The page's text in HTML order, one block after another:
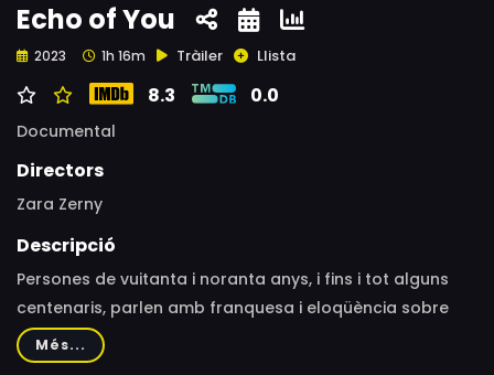
Echo of You
2023 1h 16m Tràiler Llista
8.3 0.0
Documental
Directors
Zara Zerny
Descripció
Persones de vuitanta i noranta anys, i fins i tot alguns
centenaris, parlen amb franquesa i eloqüència sobre
l'amor, la soledat, el dol, la vida i la mort.
Més...